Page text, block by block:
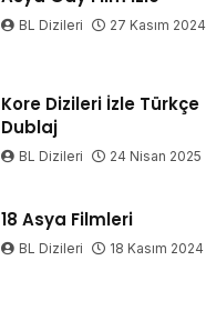
BL Dizileri 27 Kasım 2024
Kore Dizileri İzle Türkçe
Dublaj
BL Dizileri 24 Nisan 2025
18 Asya Filmleri
BL Dizileri 18 Kasım 2024